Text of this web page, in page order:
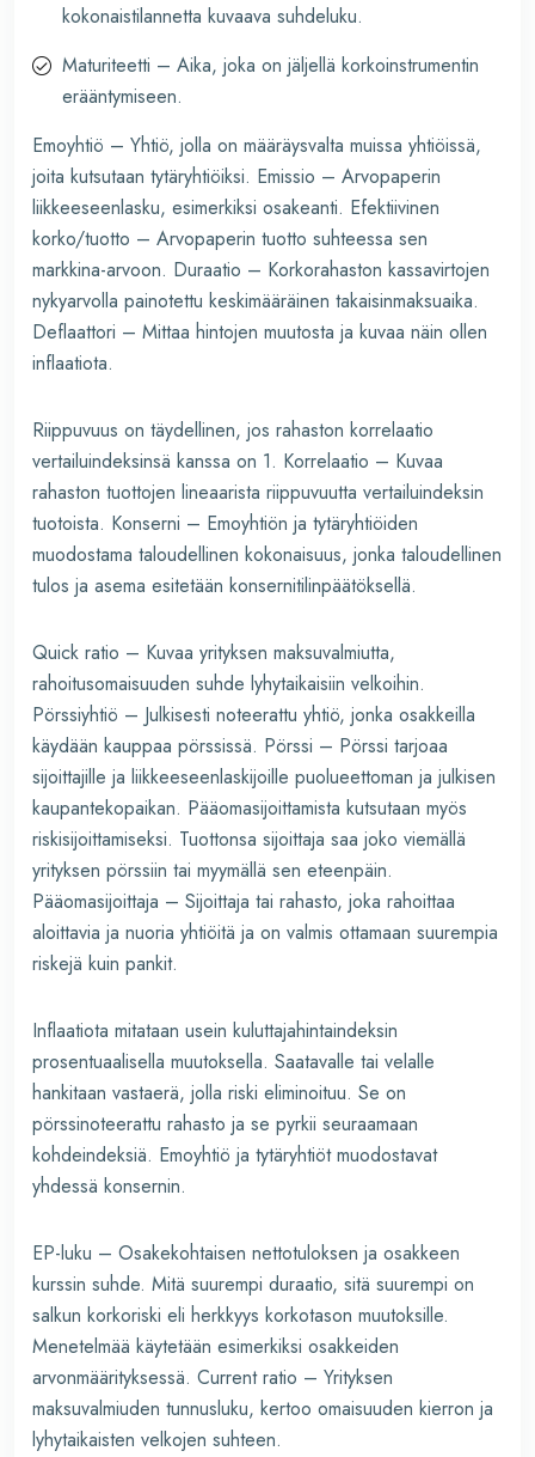
kokonaistilannetta kuvaava suhdeluku.
Maturiteetti – Aika, joka on jäljellä korkoinstrumentin
erääntymiseen.
Emoyhtiö – Yhtiö, jolla on määräysvalta muissa yhtiöissä,
joita kutsutaan tytäryhtiöiksi. Emissio – Arvopaperin
liikkeeseenlasku, esimerkiksi osakeanti. Efektiivinen
korko/tuotto – Arvopaperin tuotto suhteessa sen
markkina-arvoon. Duraatio – Korkorahaston kassavirtojen
nykyarvolla painotettu keskimääräinen takaisinmaksuaika.
Deflaattori – Mittaa hintojen muutosta ja kuvaa näin ollen
inflaatiota.
Riippuvuus on täydellinen, jos rahaston korrelaatio
vertailuindeksinsä kanssa on 1. Korrelaatio – Kuvaa
rahaston tuottojen lineaarista riippuvuutta vertailuindeksin
tuotoista. Konserni – Emoyhtiön ja tytäryhtiöiden
muodostama taloudellinen kokonaisuus, jonka taloudellinen
tulos ja asema esitetään konsernitilinpäätöksellä.
Quick ratio – Kuvaa yrityksen maksuvalmiutta,
rahoitusomaisuuden suhde lyhytaikaisiin velkoihin.
Pörssiyhtiö – Julkisesti noteerattu yhtiö, jonka osakkeilla
käydään kauppaa pörssissä. Pörssi – Pörssi tarjoaa
sijoittajille ja liikkeeseenlaskijoille puolueettoman ja julkisen
kaupantekopaikan. Pääomasijoittamista kutsutaan myös
riskisijoittamiseksi. Tuottonsa sijoittaja saa joko viemällä
yrityksen pörssiin tai myymällä sen eteenpäin.
Pääomasijoittaja – Sijoittaja tai rahasto, joka rahoittaa
aloittavia ja nuoria yhtiöitä ja on valmis ottamaan suurempia
riskejä kuin pankit.
Inflaatiota mitataan usein kuluttajahintaindeksin
prosentuaalisella muutoksella. Saatavalle tai velalle
hankitaan vastaerä, jolla riski eliminoituu. Se on
pörssinoteerattu rahasto ja se pyrkii seuraamaan
kohdeindeksiä. Emoyhtiö ja tytäryhtiöt muodostavat
yhdessä konsernin.
EP-luku – Osakekohtaisen nettotuloksen ja osakkeen
kurssin suhde. Mitä suurempi duraatio, sitä suurempi on
salkun korkoriski eli herkkyys korkotason muutoksille.
Menetelmää käytetään esimerkiksi osakkeiden
arvonmäärityksessä. Current ratio – Yrityksen
maksuvalmiuden tunnusluku, kertoo omaisuuden kierron ja
lyhytaikaisten velkojen suhteen.